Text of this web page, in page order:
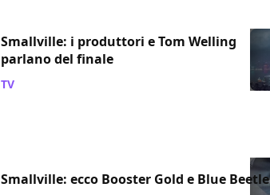
Smallville: i produttori e Tom Welling
parlano del finale
TV
Smallville: ecco Booster Gold e Blue Beetle